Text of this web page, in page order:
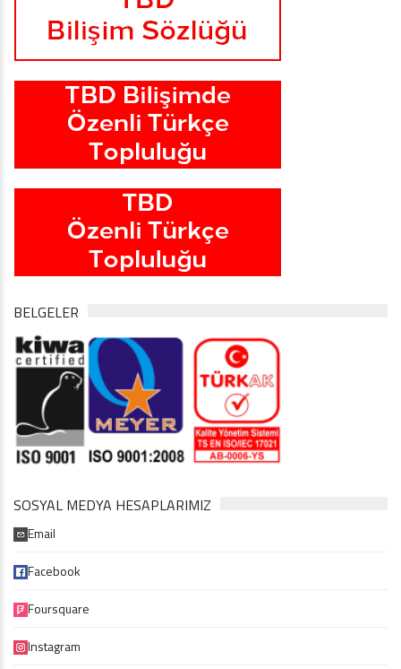
BELGELER
SOSYAL MEDYA HESAPLARIMIZ
Email
Facebook
Foursquare
Instagram